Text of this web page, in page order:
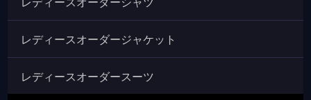
レディースオーダージャケット
レディースオーダースーツ